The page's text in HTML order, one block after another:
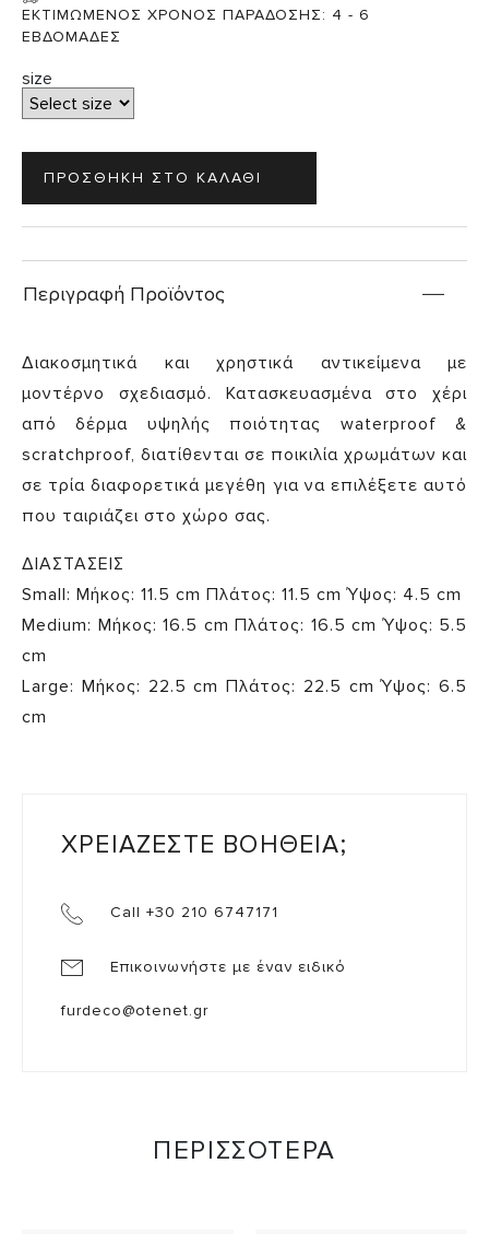
ΕΚΤΙΜΩΜΕΝΟΣ ΧΡΟΝΟΣ ΠΑΡΑΔΟΣΗΣ: 4 - 6
ΕΒΔΟΜΑΔΕΣ
size
Περιγραφή Προϊόντος
Διακοσμητικά και χρηστικά αντικείμενα με
μοντέρνο σχεδιασμό. Κατασκευασμένα στο χέρι
από δέρμα υψηλής ποιότητας waterproof &
scratchproof, διατίθενται σε ποικιλία χρωμάτων και
σε τρία διαφορετικά μεγέθη για να επιλέξετε αυτό
που ταιριάζει στο χώρο σας.
ΔΙΑΣΤΑΣΕΙΣ
Small: Μήκος: 11.5 cm Πλάτος: 11.5 cm Ύψος: 4.5 cm
Medium: Μήκος: 16.5 cm Πλάτος: 16.5 cm Ύψος: 5.5
cm
Large: Μήκος: 22.5 cm Πλάτος: 22.5 cm Ύψος: 6.5
cm
ΧΡΕΙΑΖΕΣΤΕ ΒΟΗΘΕΙΑ;
Call +30 210 6747171
Επικοινωνήστε με έναν ειδικό
furdeco@otenet.gr
ΠΕΡΙΣΣΟΤΕΡΑ